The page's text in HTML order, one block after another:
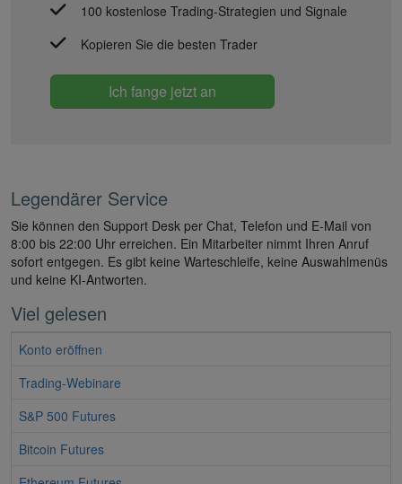
100 kostenlose Trading-Strategien und Signale
Kopieren Sie die besten Trader
Ich fange jetzt an
Legendärer Service
Sie können den Support Desk per Chat, Telefon und E-Mail von
8:00 bis 22:00 Uhr erreichen. Ein Mitarbeiter nimmt Ihren Anruf
sofort entgegen. Es gibt keine Warteschleife, keine Auswahlmenüs
und keine KI-Antworten.
Viel gelesen
Konto eröffnen
Trading-Webinare
S&P 500 Futures
Bitcoin Futures